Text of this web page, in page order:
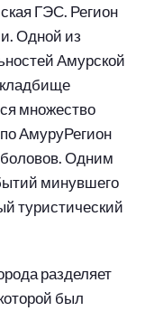
ГЭС. Регион
Одной из
Амурской
кладбище
множество
АмуруРегион
Одним
минувшего
туристический
разделяет
был